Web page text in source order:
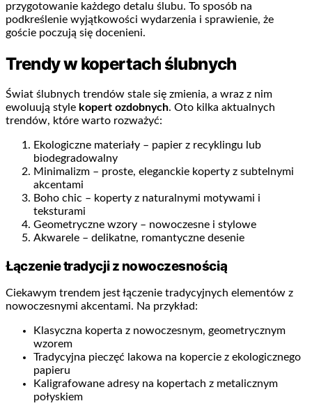
przygotowanie każdego detalu ślubu. To sposób na
podkreślenie wyjątkowości wydarzenia i sprawienie, że
goście poczują się docenieni.
Trendy w kopertach ślubnych
Świat ślubnych trendów stale się zmienia, a wraz z nim
ewoluują style kopert ozdobnych. Oto kilka aktualnych
trendów, które warto rozważyć:
Ekologiczne materiały – papier z recyklingu lub
biodegradowalny
Minimalizm – proste, eleganckie koperty z subtelnymi
akcentami
Boho chic – koperty z naturalnymi motywami i
teksturami
Geometryczne wzory – nowoczesne i stylowe
Akwarele – delikatne, romantyczne desenie
Łączenie tradycji z nowoczesnością
Ciekawym trendem jest łączenie tradycyjnych elementów z
nowoczesnymi akcentami. Na przykład:
Klasyczna koperta z nowoczesnym, geometrycznym
wzorem
Tradycyjna pieczęć lakowa na kopercie z ekologicznego
papieru
Kaligrafowane adresy na kopertach z metalicznym
połyskiem